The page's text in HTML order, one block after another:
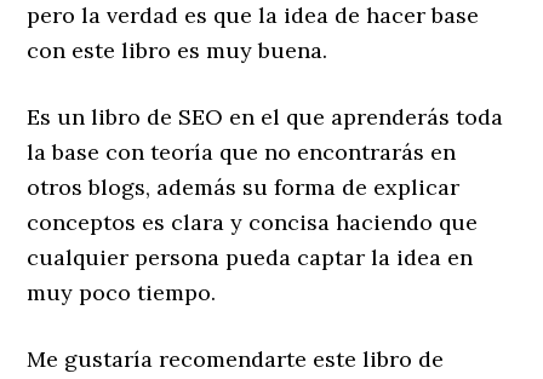
pero la verdad es que la idea de hacer base
con este libro es muy buena.
Es un libro de SEO en el que aprenderás toda
la base con teoría que no encontrarás en
otros blogs, además su forma de explicar
conceptos es clara y concisa haciendo que
cualquier persona pueda captar la idea en
muy poco tiempo.
Me gustaría recomendarte este libro de